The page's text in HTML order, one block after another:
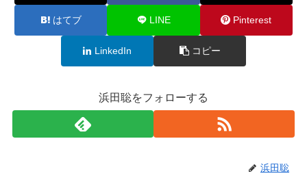
はてブ LINE Pinterest
LinkedIn コピー
浜田聡をフォローする
浜田聡